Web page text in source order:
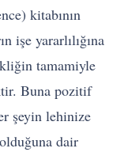
kitabının
işe yararlılığına
tamamiyle
Buna pozitif
şeyin lehinize
dair